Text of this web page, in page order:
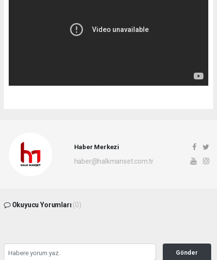
Haber Merkezi
haber@halkmanset.com.tr
Okuyucu Yorumları (0)
Gönder